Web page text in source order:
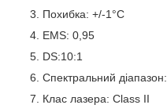
Похибка: +/-1°C
EMS: 0,95
DS:10:1
Спектральний
Клас лазера: Class II